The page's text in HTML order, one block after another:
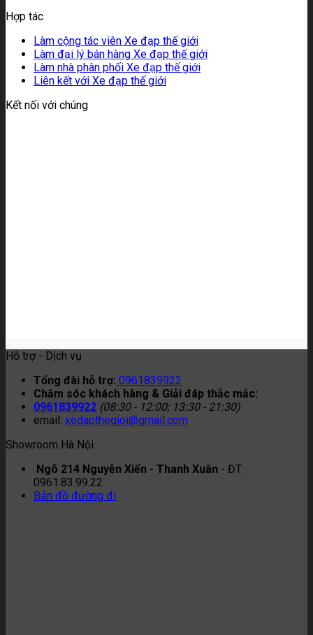
Hợp tác
Làm cộng tác viên Xe đạp thế giới
Làm đại lý bán hàng Xe đạp thế giới
Làm nhà phân phối Xe đạp thế giới
Liên kết với Xe đạp thế giới
Kết nối với chúng
Hỗ trợ - Dịch vụ
Tổng đài hỗ trợ: 0961839922
Chăm sóc khách hàng & Giải đáp thắc mắc:
0961839922 (08:30 - 12:00; 13:30 - 21:30)
email: xedapthegioi@gmail.com
Showroom Hà Nội
Ngõ 214 Nguyễn Xiển - Thanh Xuân - ĐT:
0961.83.99.22
Bản đồ đường đi